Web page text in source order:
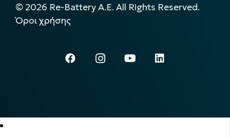
© 2026 Re-Battery A.E. All Rights Reserved.
Όροι χρήσης